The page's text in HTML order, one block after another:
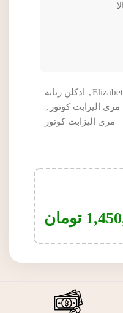
,
ادکلن زنانه
مری الیزابت کوتور ,
مری الیزابت کوتور
تومان